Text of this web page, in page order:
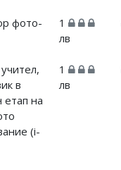
фото-
1
лв
в
етап на
(i-
1
лв